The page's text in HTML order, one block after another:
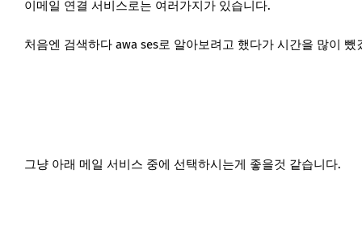
이메일 연결 서비스로는 여러가지가 있습니다.
처음엔 검색하다 awa ses로 알아보려고 했다가 시간을 많이
그냥 아래 메일 서비스 중에 선택하시는게 좋을것 같습니다.